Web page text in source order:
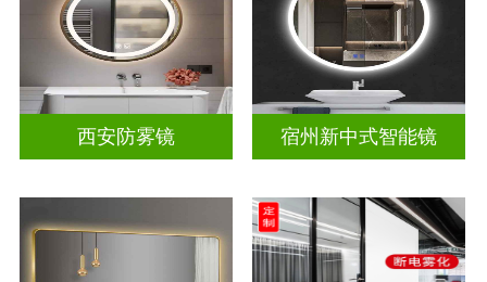
西安防雾镜 宿州新中式智能镜